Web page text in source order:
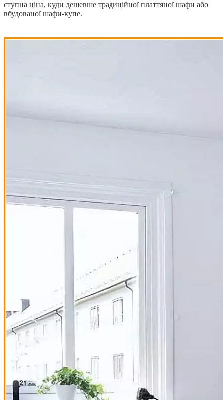
ступна ціна, куди дешевше традиційної платтяної шафи або
вбудованої шафи-купе.